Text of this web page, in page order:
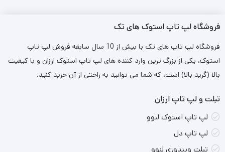
مجزا که از طریق پیچ به کاور پایینی متصل شده است که هر دوی آنها
را می توان برای دسترسی به قطعات داخلی باز کرد. این قابلیت برای
(این لپتاپ از دسته لپتاپ های ورک استیشن است که ساخته شده
فروشگاه لپ تاپ استوک های تک
فروشگاه لپ تاپ های تک با بیش از 10 سال سابقه فروش لپ تاپ
استوک، یکی از بزرگ ترین وارد کننده های لپ تاپ استوک ارزان و با کیفیت
بالا (گرید بالا) است، که شما می توانید به راحتی از آن خرید کنید.
تبلت و لپ تاپ ارزان
لپ تاپ استوک لنوو
لپ تاپ دل
تبلت ویندوزی لنوو